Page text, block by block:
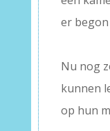
er
Nu nog
kunnen
op hun